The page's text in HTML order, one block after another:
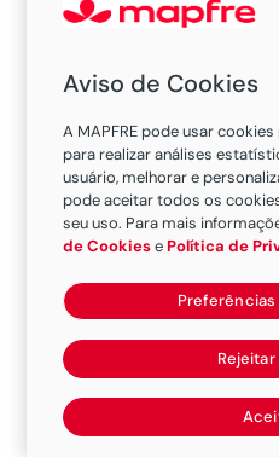
Aviso de Cookies
A MAPFRE pode usar
para realizar análises
usuário, melhorar e
pode aceitar todos os
seu uso. Para mais
de CookiesePolítica de
Preferências
Rejeitar